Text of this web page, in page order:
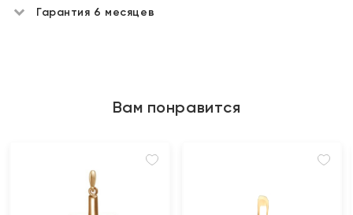
Гарантия 6 месяцев
Вам понравится